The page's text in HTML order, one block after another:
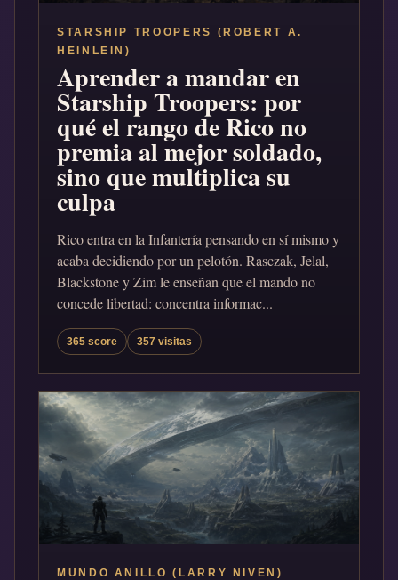
STARSHIP TROOPERS (ROBERT A.
HEINLEIN)
Aprender a mandar en
Starship Troopers: por
qué el rango de Rico no
premia al mejor soldado,
sino que multiplica su
culpa
Rico entra en la Infantería pensando en sí mismo y
acaba decidiendo por un pelotón. Rasczak, Jelal,
Blackstone y Zim le enseñan que el mando no
concede libertad: concentra informac...
365 score 357 visitas
MUNDO ANILLO (LARRY NIVEN)